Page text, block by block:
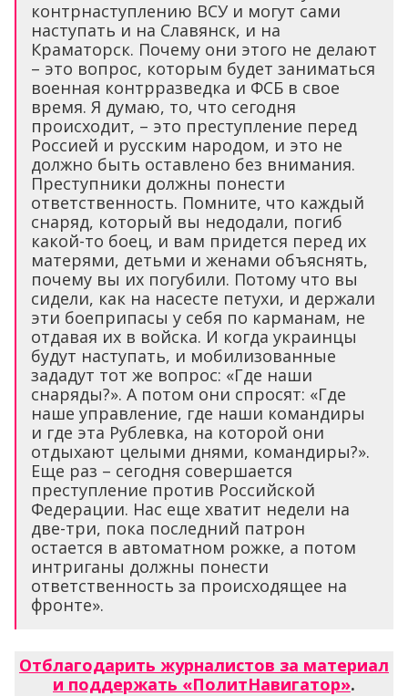
контрнаступлению ВСУ и могут сами
наступать и на Славянск, и на
Краматорск. Почему они этого не делают
– это вопрос, которым будет заниматься
военная контрразведка и ФСБ в свое
время. Я думаю, то, что сегодня
происходит, – это преступление перед
Россией и русским народом, и это не
должно быть оставлено без внимания.
Преступники должны понести
ответственность. Помните, что каждый
снаряд, который вы недодали, погиб
какой-то боец, и вам придется перед их
матерями, детьми и женами объяснять,
почему вы их погубили. Потому что вы
сидели, как на насесте петухи, и держали
эти боеприпасы у себя по карманам, не
отдавая их в войска. И когда украинцы
будут наступать, и мобилизованные
зададут тот же вопрос: «Где наши
снаряды?». А потом они спросят: «Где
наше управление, где наши командиры
и где эта Рублевка, на которой они
отдыхают целыми днями, командиры?».
Еще раз – сегодня совершается
преступление против Российской
Федерации. Нас еще хватит недели на
две-три, пока последний патрон
остается в автоматном рожке, а потом
интриганы должны понести
ответственность за происходящее на
фронте».
Отблагодарить журналистов за материал
и поддержать «ПолитНавигатор».